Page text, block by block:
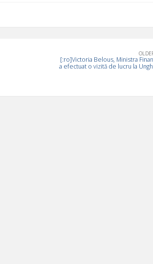
[:ro]Victoria Belous, Ministra
a efectuat o vizită de lucru la